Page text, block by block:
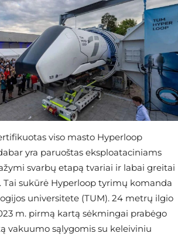
viso masto Hyperloop
yra paruoštas eksploataciniams
svarbų etapą tvariai ir labai greitai
Tai sukūrė Hyperloop tyrimų komanda
universitete (TUM). 24 metrų ilgio
m. pirmą kartą sėkmingai prabėgo
vakuumo sąlygomis su keleiviniu